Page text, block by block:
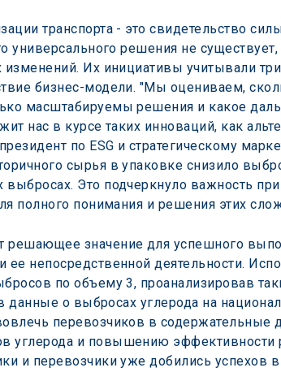
транспорта - это свидетельство
универсального решения не
Их инициативы учитывали
бизнес-модели. "Мы оцениваем,
масштабируемы решения и какое
нас в курсе таких инноваций, как
по ESG и стратегическому
сырья в упаковке снизило
Это подчеркнуло важность
полного понимания и решения этих
значение для успешного
непосредственной деятельности.
по объему 3, проанализировав
данные о выбросах углерода на
перевозчиков в содержательные
и повышению эффективности
и перевозчики уже добились успехов